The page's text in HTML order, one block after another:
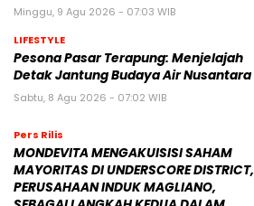
Minggu, 9 Agu 2026 - 07:03 WIB
LIFESTYLE
Pesona Pasar Terapung: Menjelajah
Detak Jantung Budaya Air Nusantara
Sabtu, 8 Agu 2026 - 07:02 WIB
Pers Rilis
MONDEVITA MENGAKUISISI SAHAM
MAYORITAS DI UNDERSCORE DISTRICT,
PERUSAHAAN INDUK MAGLIANO,